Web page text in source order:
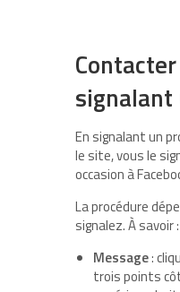
En signalant un
le site, vous le
occasion à
La procédure
signalez. À savoir :
Message:
trois points